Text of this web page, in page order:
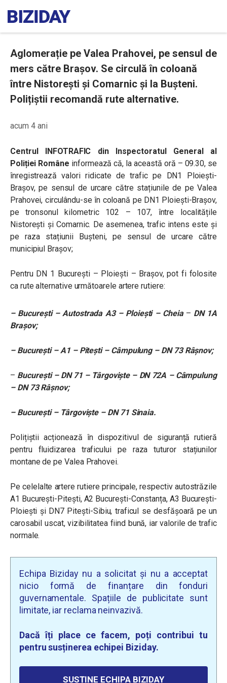
Aglomerație pe Valea Prahovei, pe sensul de
mers către Brașov. Se circulă în coloană
între Nistorești și Comarnic și la Bușteni.
Polițiștii recomandă rute alternative.
acum 4 ani
Centrul INFOTRAFIC din Inspectoratul General al
Poliției Române informează că, la această oră – 09.30, se
înregistrează valori ridicate de trafic pe DN1 Ploiești-
Brașov, pe sensul de urcare către stațiunile de pe Valea
Prahovei, circulându-se în coloană pe DN1 Ploiești-Brașov,
pe tronsonul kilometric 102 – 107, între localitățile
Nistorești și Comarnic. De asemenea, trafic intens este și
pe raza stațiunii Bușteni, pe sensul de urcare către
municipiul Brașov;
Pentru DN 1 București – Ploiești – Brașov, pot fi folosite
ca rute alternative următoarele artere rutiere:
– București – Autostrada A3 – Ploiești – Cheia – DN 1A
Brașov;
– București – A1 – Pitești – Câmpulung – DN 73 Râșnov;
– București – DN 71 – Târgoviște – DN 72A – Câmpulung
– DN 73 Râșnov;
– București – Târgoviște – DN 71 Sinaia.
Polițiștii acționează în dispozitivul de siguranță rutieră
pentru fluidizarea traficului pe raza tuturor stațiunilor
montane de pe Valea Prahovei.
Pe celelalte artere rutiere principale, respectiv autostrăzile
A1 București-Pitești, A2 București-Constanța, A3 București-
Ploiești și DN7 Pitești-Sibiu, traficul se desfășoară pe un
carosabil uscat, vizibilitatea fiind bună, iar valorile de trafic
normale.
Echipa Biziday nu a solicitat și nu a acceptat
nicio formă de finanțare din fonduri
guvernamentale. Spațiile de publicitate sunt
limitate, iar reclama neinvazivă.
Dacă îți place ce facem, poți contribui tu
pentru susținerea echipei Biziday.
SUSȚINE ECHIPA BIZIDAY